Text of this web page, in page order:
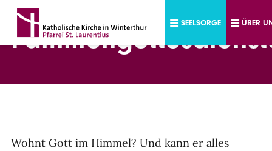
Direkt zum Inhalt
SEELSORGE ÜBER
Wohnt Gott im Himmel? Und kann er alles